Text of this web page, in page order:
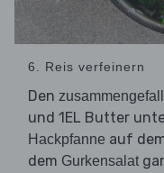
6. Reis verfeinern
Den
und 1EL Butter
Hackpfanne auf
dem Gurkensalat